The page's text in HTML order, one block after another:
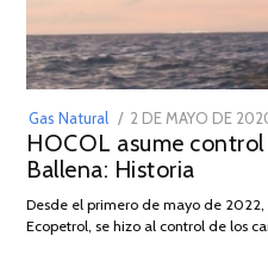
Gas Natural
POSTED
ON
2 DE MAYO DE
HOCOL asume
Ballena: Historia
Desde el primero de mayo de
Ecopetrol, se hizo al control de los